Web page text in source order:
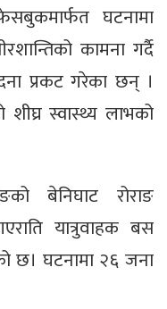
घटनामा
कामना गर्दै
प्रकट गरेका छन् ।
स्वास्थ्य लाभको
बेनिघाट रोराङ
यात्रुवाहक बस
छ। घटनामा २६ जना